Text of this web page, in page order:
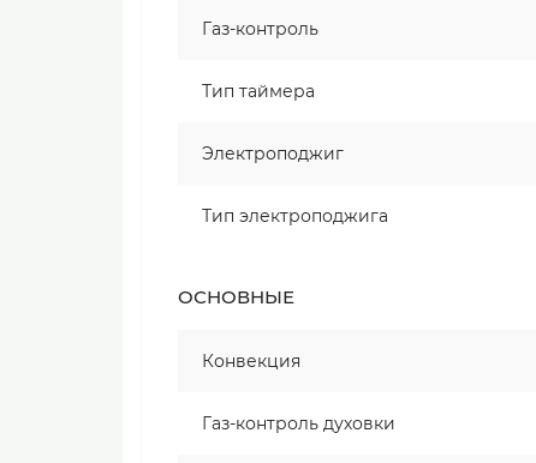
Газ-контроль
Тип таймера
Электроподжиг
Тип электроподжига
ОСНОВНЫЕ
Конвекция
Газ-контроль духовки